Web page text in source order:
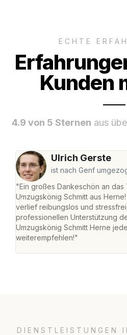
ECHTE
Kunden
4.9 von 5 Sternen aus
Ulrich Gerste
ist nach Genf
"Ein großes Dankeschön an das
Umzugskönig Schmitt aus
verlief reibungslos und
professionellen Unterstützung
Umzugskönig Schmitt Herne
weiterempfehlen!"
DIENSTLEISTUNGEN